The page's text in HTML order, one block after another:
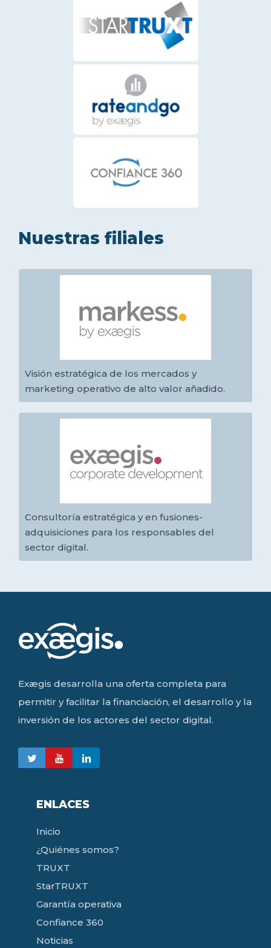
Nuestras filiales
Visión estratégica de los mercados y
marketing operativo de alto valor añadido.
Consultoría estratégica y en fusiones-
adquisiciones para los responsables del
sector digital.
Exægis desarrolla una oferta completa para
permitir y facilitar la financiación, el desarrollo y la
inversión de los actores del sector digital.
ENLACES
Inicio
¿Quiénes somos?
TRUXT
StarTRUXT
Garantía operativa
Confiance 360
Noticias